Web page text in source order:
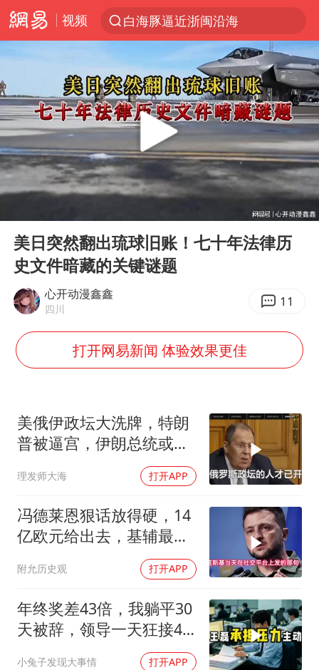
视频
白海豚逼近浙闽沿海
跨界融合拉长夏日经济消费链条
上海轨交全网络地面高架区段限速运行
拜登前列腺癌恶化
四川宜宾5.5级地震后余震为何不断
“伊斯兰版北约”出现
2026年7月份居民消费价格同比上涨0.5%
台铃电动车仅骑一年就断电趴窝
浙江海域将现5到8米巨浪到狂浪
以军士兵把枪口对准中国记者
方桃子代言广告视频已下架
外国游客的“中国游三件套”火了
一周大涨超7% 金价为何突然上涨
谢霆锋演唱会隔空祝王菲生日快乐
构建更高水平的全民健身公共服务体系
Play
美日突然翻出琉球旧账！七十年法律历
史文件暗藏的关键谜题
心开动漫鑫鑫
四川 11
打开网易新闻 体验效果更佳
美俄伊政坛大洗牌，特朗
普被逼宫，伊朗总统或下
理发师大海 打开APP
冯德莱恩狠话放得硬，14
亿欧元给出去，基辅最缺
的东西却一样没补上
附允历史观 打开APP
年终奖差43倍，我躺平30
天被辞，领导一天狂接47
小兔子发现大事情 打开APP